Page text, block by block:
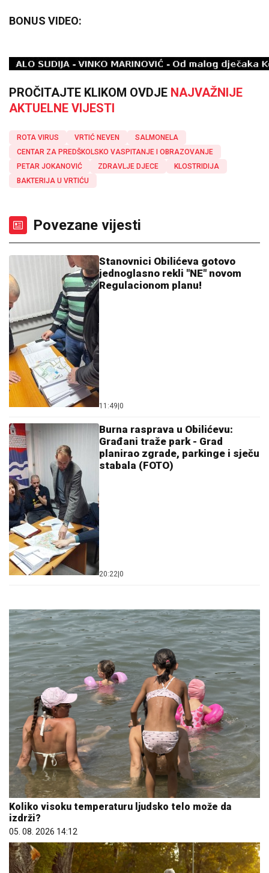
BONUS VIDEO:
PROČITAJTE KLIKOM OVDJE NAJVAŽNIJE
AKTUELNE VIJESTI
ROTA VIRUS VRTIĆ NEVEN
SALMONELA
CENTAR ZA PREDŠKOLSKO VASPITANJE I OBRAZOVANJE
PETAR JOKANOVIĆ
ZDRAVLJE DJECE
KLOSTRIDIJA
BAKTERIJA U VRTIĆU
Povezane vijesti
Stanovnici Obilićeva gotovo
jednoglasno rekli "NE" novom
Regulacionom planu!
11:49 0
Burna rasprava u Obilićevu:
Građani traže park - Grad
planirao zgrade, parkinge i sječu
stabala (FOTO)
20:22 0
Koliko visoku temperaturu ljudsko telo može da
izdrži?
05. 08. 2026 14:12